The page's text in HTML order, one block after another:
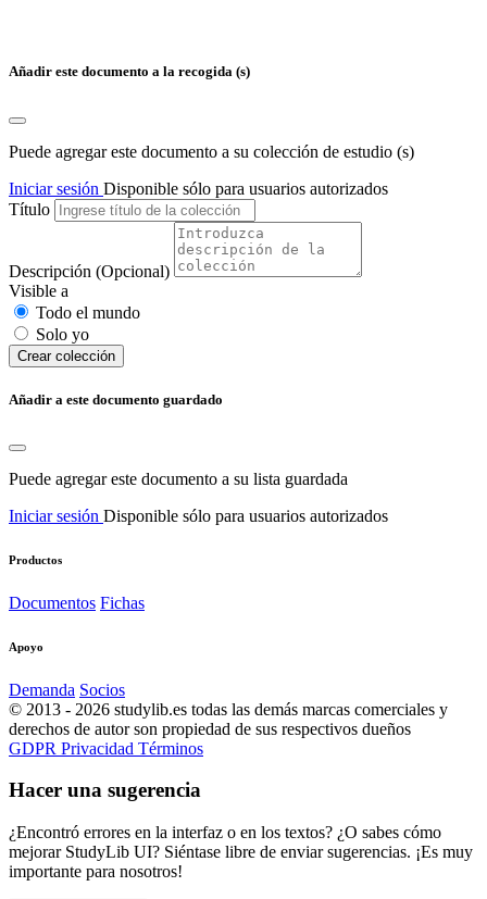
Añadir este documento a la recogida (s)
Puede agregar este documento a su colección de estudio (s)
Iniciar sesión Disponible sólo para usuarios autorizados
Título
Descripción (Opcional)
Visible a
Todo el mundo
Solo yo
Сrear colección
Añadir a este documento guardado
Puede agregar este documento a su lista guardada
Iniciar sesión Disponible sólo para usuarios autorizados
Productos
Documentos Fichas
Apoyo
Demanda Socios
© 2013 - 2026 studylib.es todas las demás marcas comerciales y
derechos de autor son propiedad de sus respectivos dueños
GDPR Privacidad Términos
Hacer una sugerencia
¿Encontró errores en la interfaz o en los textos? ¿O sabes cómo
mejorar StudyLib UI? Siéntase libre de enviar sugerencias. ¡Es muy
importante para nosotros!